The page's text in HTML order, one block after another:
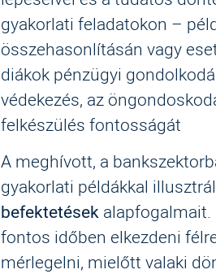
gyakorlati feladatokon –
összehasonlításán vagy
diákok pénzügyi
védekezés, az
felkészülés fontosságát
A meghívott, a
gyakorlati példákkal
befektetések
fontos időben elkezdeni
mérlegelni, mielőtt valaki